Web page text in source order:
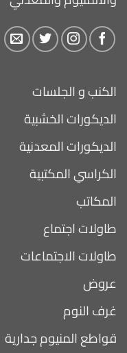
الكنب و الجلسات
الديكورات الخشبية
الديكورات المعدنية
الكراسي المكتبية
المكاتب
طاولات اجتماع
طاولات الاجتماعات
عروض
غرف النوم
قواطع المنيوم جدارية